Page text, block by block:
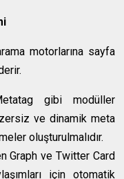
motorlarına sayfa
gibi modüller
ve dinamik meta
oluşturulmalıdır.
Graph ve Twitter Card
için otomatik